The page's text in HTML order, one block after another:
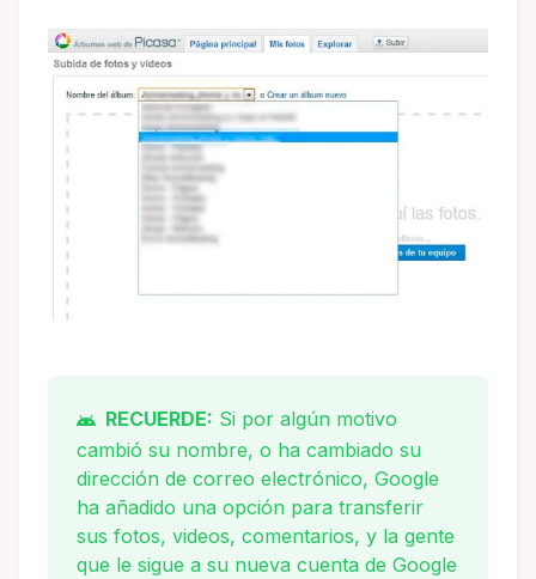
RECUERDE: Si por algún motivo
cambió su nombre, o ha cambiado su
dirección de correo electrónico, Google
ha añadido una opción para transferir
sus fotos, videos, comentarios, y la gente
que le sigue a su nueva cuenta de Google